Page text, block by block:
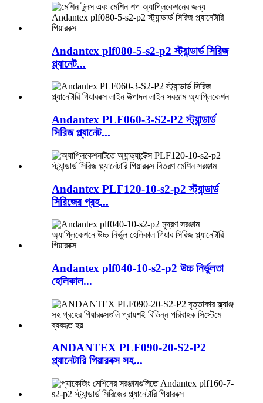
Andantex plf080-5-s2-p2 স্ট্যান্ডার্ড সিরিজ
প্ল্যানেট...
Andantex PLF060-3-S2-P2 স্ট্যান্ডার্ড
সিরিজ প্ল্যানেট...
Andantex PLF120-10-s2-p2 স্ট্যান্ডার্ড
সিরিজের গ্রহ...
Andantex plf040-10-s2-p2 উচ্চ নির্ভুলতা
হেলিকাল...
ANDANTEX PLF090-20-S2-P2
প্ল্যানেটারি গিয়ারবক্স সহ...